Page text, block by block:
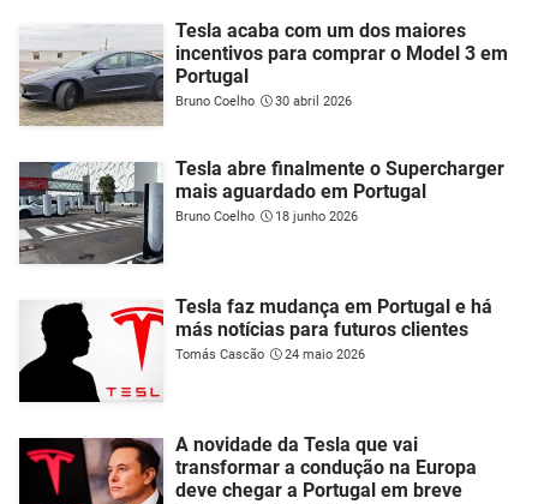
Tesla acaba com um dos maiores
incentivos para comprar o Model 3 em
Portugal
Bruno Coelho 30 abril 2026
Tesla abre finalmente o Supercharger
mais aguardado em Portugal
Bruno Coelho 18 junho 2026
Tesla faz mudança em Portugal e há
más notícias para futuros clientes
Tomás Cascão 24 maio 2026
A novidade da Tesla que vai
transformar a condução na Europa
deve chegar a Portugal em breve